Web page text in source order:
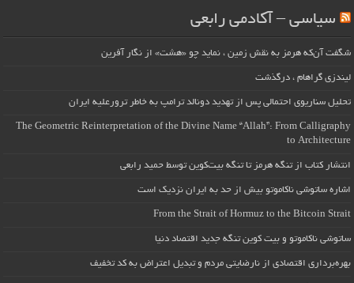
سیاسی – آکادمی رابعی
شگفت آن‌که هرمز به نقش زمین ، نماید چو «هشت» از نگار آفرین
لیندزی گراهام ، درگذشت
تحلیل سناریوی احتمالی پس از تهدید دونالد ترامپ به خاطر ترورعلیه ایران
The Geometric Reinterpretation of the Divine Name “Allah”: From Calligraphy
to Architecture
انتشار کتاب از تنگه هرمز تا تنگه بیت‌کوین توسط حمید رابعی
اشاره ساتوشی ناکاموتو بیش از حد به ایران نزدیک است
From the Strait of Hormuz to the Bitcoin Strait
ساتوشی ناکاموتو و بیت کوین تنگه جدید اقتصاد دنیا
بهره‌برداری اقتصادی از نارضایتی مردم و تبدیل اعتراض به کد تخفیف